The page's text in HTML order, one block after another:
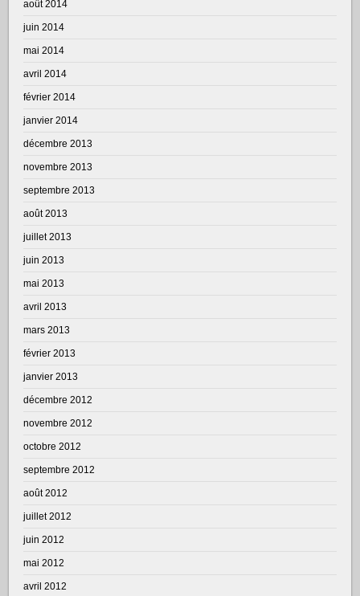
août 2014
juin 2014
mai 2014
avril 2014
février 2014
janvier 2014
décembre 2013
novembre 2013
septembre 2013
août 2013
juillet 2013
juin 2013
mai 2013
avril 2013
mars 2013
février 2013
janvier 2013
décembre 2012
novembre 2012
octobre 2012
septembre 2012
août 2012
juillet 2012
juin 2012
mai 2012
avril 2012